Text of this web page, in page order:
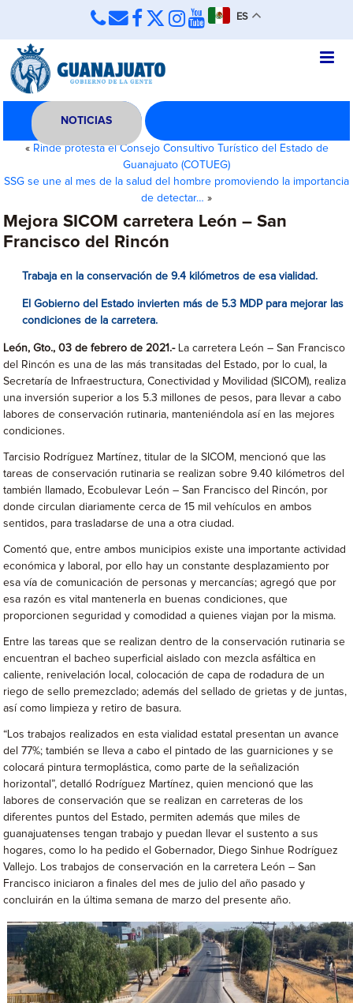
ES
NOTICIAS
« Rinde protesta el Consejo Consultivo Turístico del Estado de
Guanajuato (COTUEG)
SSG se une al mes de la salud del hombre promoviendo la importancia
de detectar… »
Mejora SICOM carretera León – San
Francisco del Rincón
Trabaja en la conservación de 9.4 kilómetros de esa vialidad.
El Gobierno del Estado invierten más de 5.3 MDP para mejorar las
condiciones de la carretera.
León, Gto., 03 de febrero de 2021.-La carretera León – San Francisco
del Rincón es una de las más transitadas del Estado, por lo cual, la
Secretaría de Infraestructura, Conectividad y Movilidad (SICOM), realiza
una inversión superior a los 5.3 millones de pesos, para llevar a cabo
labores de conservación rutinaria, manteniéndola así en las mejores
condiciones.
Tarcisio Rodríguez Martínez, titular de la SICOM, mencionó que las
tareas de conservación rutinaria se realizan sobre 9.40 kilómetros del
también llamado, Ecobulevar León – San Francisco del Rincón, por
donde circulan diariamente cerca de 15 mil vehículos en ambos
sentidos, para trasladarse de una a otra ciudad.
Comentó que, entre ambos municipios existe una importante actividad
económica y laboral, por ello hay un constante desplazamiento por
esa vía de comunicación de personas y mercancías; agregó que por
esa razón es vital mantenerla en buenas condiciones, que
proporcionen seguridad y comodidad a quienes viajan por la misma.
Entre las tareas que se realizan dentro de la conservación rutinaria se
encuentran el bacheo superficial aislado con mezcla asfáltica en
caliente, renivelación local, colocación de capa de rodadura de un
riego de sello premezclado; además del sellado de grietas y de juntas,
así como limpieza y retiro de basura.
“Los trabajos realizados en esta vialidad estatal presentan un avance
del 77%; también se lleva a cabo el pintado de las guarniciones y se
colocará pintura termoplástica, como parte de la señalización
horizontal”, detalló Rodríguez Martínez, quien mencionó que las
labores de conservación que se realizan en carreteras de los
diferentes puntos del Estado, permiten además que miles de
guanajuatenses tengan trabajo y puedan llevar el sustento a sus
hogares, como lo ha pedido el Gobernador, Diego Sinhue Rodríguez
Vallejo. Los trabajos de conservación en la carretera León – San
Francisco iniciaron a finales del mes de julio del año pasado y
concluirán en la última semana de marzo del presente año.